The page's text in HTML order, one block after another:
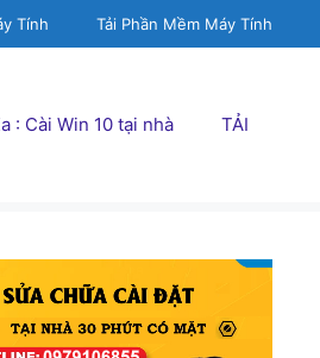
Tính Tải Phần Mềm Máy Tính
: Cài Win 10 tại nhà TẢI